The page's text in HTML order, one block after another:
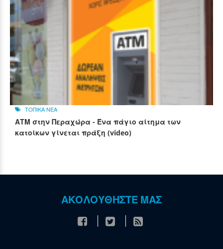
ΤΟΠΙΚΑ ΝΕΑ
ΑΤΜ στην Περαχώρα - Ένα πάγιο αίτημα των
κατοίκων γίνεται πράξη (video)
ΑΚΟΛΟΥΘΗΣΤΕ ΜΑΣ